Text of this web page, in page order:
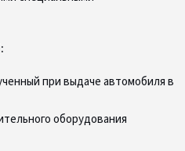
при выдаче автомобиля в
оборудования